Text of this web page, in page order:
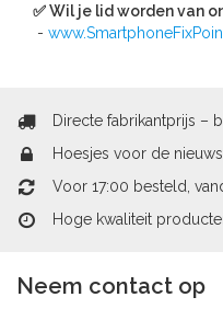
✅ Wil je lid worden van
-
Directe fabrikantprijs –
Hoesjes voor de
Voor 17:00 besteld,
Hoge kwaliteit
Neem contact op